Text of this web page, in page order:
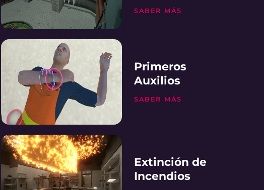
SABER MÁS
Primeros
Auxilios
SABER MÁS
Extinción de
Incendios